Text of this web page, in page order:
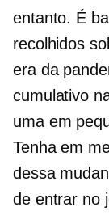
entanto. É
recolhidos
era da
cumulativo
uma em
Tenha em
dessa
de entrar no